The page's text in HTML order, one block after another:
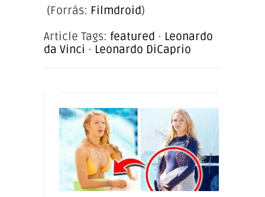
(Forrás: Filmdroid)
Article Tags: featured · Leonardo
da Vinci · Leonardo DiCaprio